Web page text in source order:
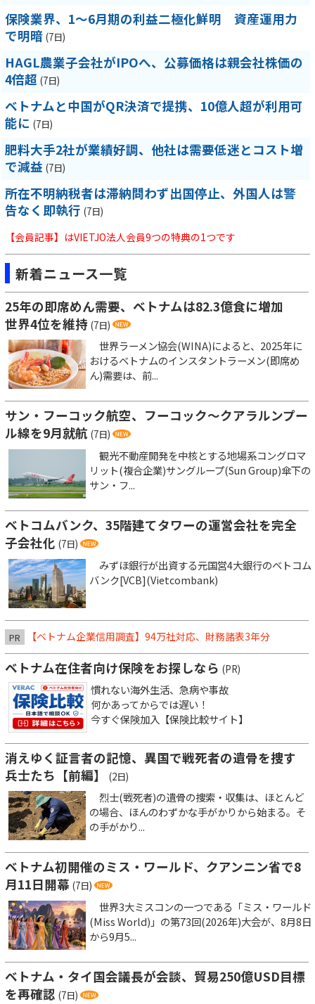
保険業界、1～6月期の利益二極化鮮明 資産運用力
で明暗 (7日)
HAGL農業子会社がIPOへ、公募価格は親会社株価の
4倍超 (7日)
ベトナムと中国がQR決済で提携、10億人超が利用可
能に (7日)
肥料大手2社が業績好調、他社は需要低迷とコスト増
で減益 (7日)
所在不明納税者は滞納問わず出国停止、外国人は警
告なく即執行 (7日)
【会員記事】はVIETJO法人会員9つの特典の1つです
新着ニュース一覧
25年の即席めん需要、ベトナムは82.3億食に増加
世界4位を維持 (7日)
世界ラーメン協会(WINA)によると、2025年に
おけるベトナムのインスタントラーメン(即席め
ん)需要は、前...
サン・フーコック航空、フーコック～クアラルンプー
ル線を9月就航 (7日)
観光不動産開発を中核とする地場系コングロマ
リット(複合企業)サングループ(Sun Group)傘下の
サン・フ...
ベトコムバンク、35階建てタワーの運営会社を完全
子会社化 (7日)
みずほ銀行が出資する元国営4大銀行のベトコム
バンク[VCB](Vietcombank)
PR 【ベトナム企業信用調査】94万社対応、財務諸表3年分
ベトナム在住者向け保険をお探しなら (PR)
慣れない海外生活、急病や事故
何かあってからでは遅い！
今すぐ保険加入【保険比較サイト】
消えゆく証言者の記憶、異国で戦死者の遺骨を捜す
兵士たち【前編】
(2日)
烈士(戦死者)の遺骨の捜索・収集は、ほとんど
の場合、ほんのわずかな手がかりから始まる。そ
の手がかり...
ベトナム初開催のミス・ワールド、クアンニン省で8
月11日開幕 (7日)
世界3大ミスコンの一つである「ミス・ワールド
(Miss World)」の第73回(2026年)大会が、8月8日
から9月5...
ベトナム・タイ国会議長が会談、貿易250億USD目標
を再確認 (7日)